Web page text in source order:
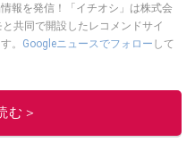
報を発信！「イチオシ」は株式会
共同で開設したレコメンドサイ
。 Googleニュースでフォロー して
チオシストの他の記事を読む
む＞